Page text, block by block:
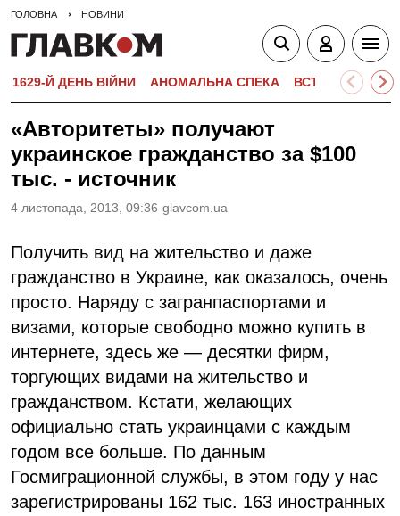
ГОЛОВНА НОВИНИ
1629-Й ДЕНЬ ВІЙНИ АНОМАЛЬНА СПЕКА ВСТУПНА
«Авторитеты» получают
украинское гражданство за $100
тыс. - источник
4 листопада, 2013, 09:36 glavcom.ua
Получить вид на жительство и даже
гражданство в Украине, как оказалось, очень
просто. Наряду с загранпаспортами и
визами, которые свободно можно купить в
интернете, здесь же — десятки фирм,
торгующих видами на жительство и
гражданством. Кстати, желающих
официально стать украинцами с каждым
годом все больше. По данным
Госмиграционной службы, в этом году у нас
зарегистрированы 162 тыс. 163 иностранных